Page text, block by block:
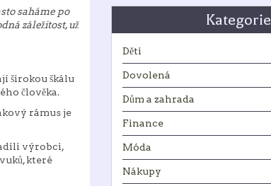
saháme po
záležitost, už
širokou škálu
člověka.
rámus je
výrobci,
které
Kategorie
Děti
Dovolená
Dům a zahrada
Finance
Móda
Nákupy